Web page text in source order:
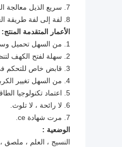
7. سريع الذيل معالجة الغاز.
8. لفة إلى لفة طريقة العمل.
الأعمار
المتقدمة المنتج:
1. من السهل تحميل وسائل الإعلام داخل وخارج الفرن أثناء عمل الجهاز
2. سهلة لفتح الكهف لتنظيف داخل الفرن
3. قابض خاص للتحكم في تشغيل أو توقف نظام التغذية ، من السهل عليك تحميل مواد اللف.
4. من السهل
تغيير
5. اعتماد تكنولوجيا الطاقة الحرارية الأكثر تقدما انخفاض استهلاك الطاقة ، يوفر الكهرباء والحفاظ على تكاليف الطاقة.
6. لا رائحة ، لا تلوث.
7. مرت شهادة ce.
الوضعية :
النسيج ، العلم ، ملصق